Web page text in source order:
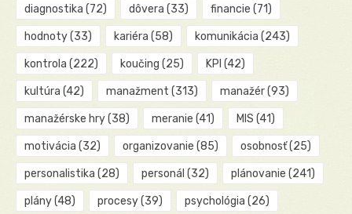
diagnostika (72) dôvera (33) financie (71)
hodnoty(33) kariéra (58) komunikácia (243)
kontrola (222) koučing (25) KPI (42)
kultúra (42) manažment (313) manažér(93)
manažérske hry(38) meranie (41) MIS (41)
motivácia (32) organizovanie (85) osobnosť(25)
personalistika (28) personál (32) plánovanie (241)
plány(48) procesy(39) psychológia (26)